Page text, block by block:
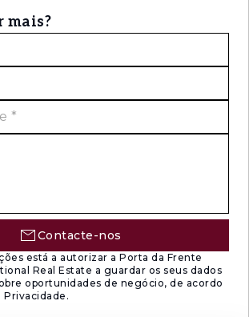
com acesso direto ao exterior
se pela sua tranquilidade,
ao ar livre
espaço disponível para a
uma piscina, caso deseje.
situada numa praceta calma,
mais?
Contacte-nos
está a autorizar a Porta da Frente
Real Estate a guardar os seus dados
oportunidades de negócio, de acordo
Privacidade.